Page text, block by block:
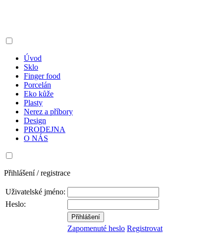
Úvod
Sklo
Finger food
Porcelán
Eko kůže
Plasty
Nerez a příbory
Design
PRODEJNA
O NÁS
Přihlášení / registrace
Uživatelské jméno:
Heslo:
Zapomenuté heslo Registrovat